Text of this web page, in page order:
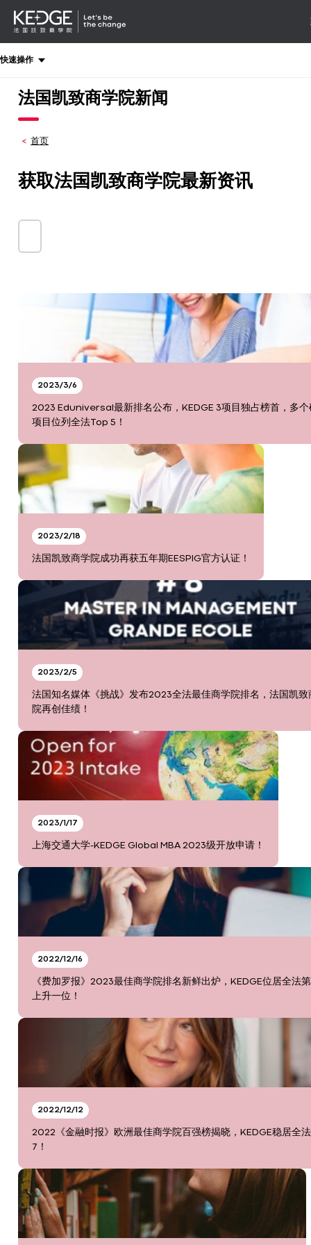
Kedge
Business
School
快速操作
法国凯致商学院新闻
首页
获取法国凯致商学院最新资讯
2023/3/6
2023 Eduniversal最新排名公布，KEDGE 3项目独占榜首，多个
项目位列全法Top 5！
2023/2/18
法国凯致商学院成功再获五年期EESPIG官方认证！
2023/2/5
法国知名媒体《挑战》发布2023全法最佳商学院排名，法国凯致
院再创佳绩！
2023/1/17
上海交通大学-KEDGE Global MBA 2023级开放申请！
2022/12/16
《费加罗报》2023最佳商学院排名新鲜出炉，KEDGE位居全法
上升一位！
2022/12/12
2022《金融时报》欧洲最佳商学院百强榜揭晓，KEDGE稳居全
7！